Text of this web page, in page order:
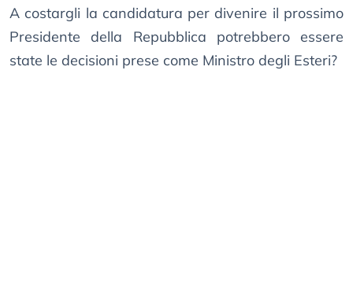
A costargli la candidatura per divenire il prossimo
Presidente della Repubblica potrebbero essere
state le decisioni prese come Ministro degli Esteri?